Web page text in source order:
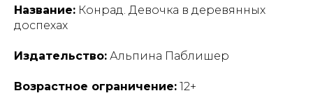
Название: Конрад. Девочка в деревянных
доспехах
Издательство: Альпина Паблишер
Возрастное ограничение: 12+